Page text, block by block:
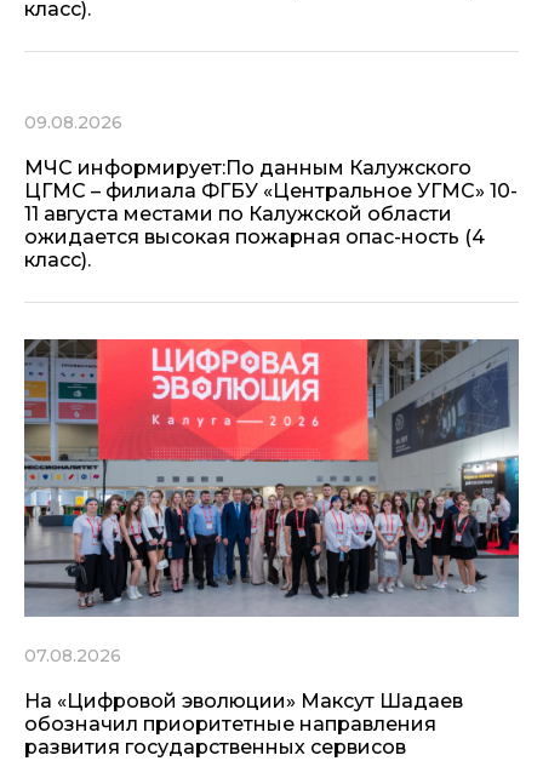
класс).
09.08.2026
МЧС информирует:По данным Калужского
ЦГМС – филиала ФГБУ «Центральное УГМС» 10-
11 августа местами по Калужской области
ожидается высокая пожарная опас-ность (4
класс).
07.08.2026
На «Цифровой эволюции» Максут Шадаев
обозначил приоритетные направления
развития государственных сервисов